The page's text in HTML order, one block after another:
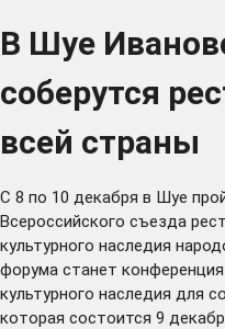
В Шуе
соберутся
всей страны
С 8 по 10 декабря в Шуе
Всероссийского съезда
культурного наследия
форума станет
культурного наследия для
которая состоится 9